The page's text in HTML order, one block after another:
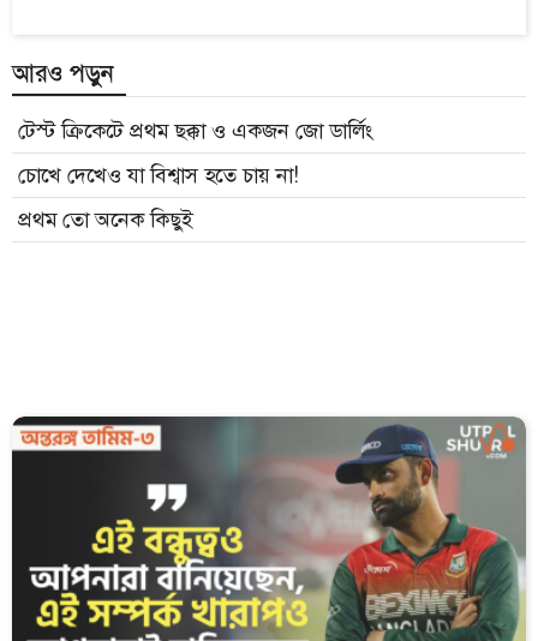
আরও পড়ুন
টেস্ট ক্রিকেটে প্রথম ছক্কা ও একজন জো ডার্লিং
চোখে দেখেও যা বিশ্বাস হতে চায় না!
প্রথম তো অনেক কিছুই